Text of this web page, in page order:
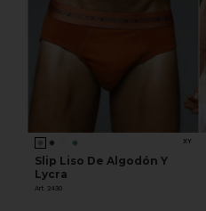
XY
Slip Liso De Algodón Y
Lycra
Art. 2430